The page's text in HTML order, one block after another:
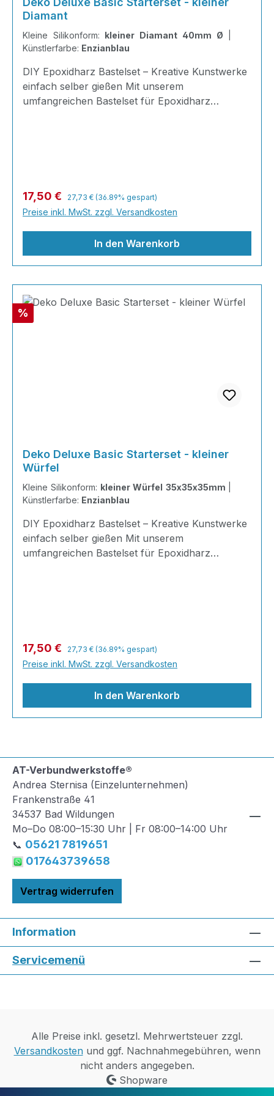
Diamant
Kleine Silikonform: kleiner Diamant 40mm Ø
Künstlerfarbe: Enzianblau
DIY Epoxidharz Bastelset – Kreative Kunstwerke
einfach selber gießen Mit unserem
umfangreichen Bastelset für Epoxidharz
kaum Grenzen gesetzt. ✨ Kreative Deko zum
Selbermachen Gießen Sie nach Lust und Laune
Ihre eigene Dek
Verkaufspreis:
17,50 € Regulärer Preis:
27,73 € (36.89% gespart)
Preise inkl. MwSt. zzgl. Versandkosten
In den Warenkorb
Rabatt
%
Deko Deluxe Basic Starterset - kleiner
Würfel
Kleine Silikonform: kleiner Würfel 35x35x35mm
Künstlerfarbe: Enzianblau
DIY Epoxidharz Bastelset – Kreative Kunstwerke
einfach selber gießen Mit unserem
umfangreichen Bastelset für Epoxidharz
kaum Grenzen gesetzt. ✨ Kreative Deko zum
Selbermachen Gießen Sie nach Lust und Laune
Ihre eigene Dek
Verkaufspreis:
17,50 € Regulärer Preis:
27,73 € (36.89% gespart)
Preise inkl. MwSt. zzgl. Versandkosten
In den Warenkorb
AT-Verbundwerkstoffe®
Andrea Sternisa (Einzelunternehmen)
Frankenstraße 41
34537 Bad Wildungen
Mo–Do 08:00–15:30 Uhr | Fr 08:00–14:00 Uhr
📞 05621 7819651
017643739658
Vertrag widerrufen
Information
Servicemenü
Alle Preise inkl. gesetzl. Mehrwertsteuer zzgl.
Versandkostenund ggf. Nachnahmegebühren, wenn
nicht anders angegeben.
Shopware